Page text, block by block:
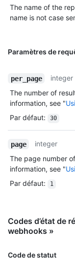
The name of the
name is not case
Paramètres de
per_page
integer
The number of
information, see "
Par défaut: 30
page
integer
The page number
information, see "
Par défaut: 1
Codes d’état de
webhooks »
Code de statut